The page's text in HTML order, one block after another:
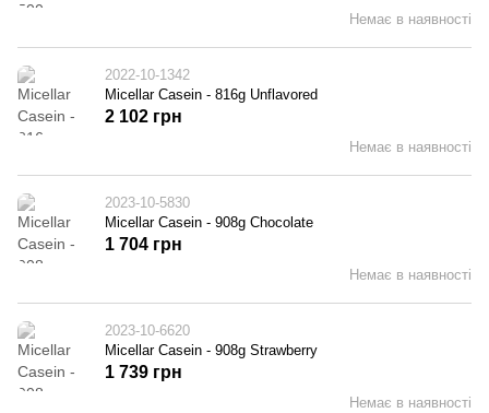
Немає в наявності
2022-10-1342
Micellar Casein - 816g Unflavored
Немає в наявності
2 102 грн
2023-10-5830
Micellar Casein - 908g Chocolate
Немає в наявності
1 704 грн
2023-10-6620
Micellar Casein - 908g Strawberry
Немає в наявності
1 739 грн